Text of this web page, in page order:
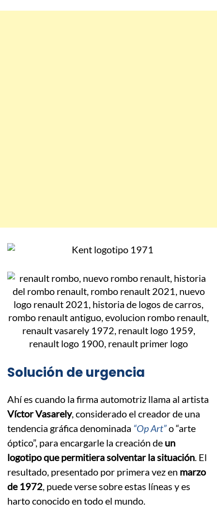
Solución de urgencia
Ahí es cuando la firma automotriz llama al artista
Víctor Vasarely, considerado el creador de una
tendencia gráfica denominada “Op Art”o “arte
óptico”, para encargarle la creación de un
logotipo que permitiera solventar la situación. El
resultado, presentado por primera vez en marzo
de 1972, puede verse sobre estas líneas y es
harto conocido en todo el mundo.